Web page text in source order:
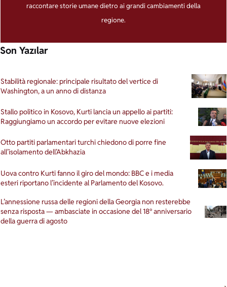
raccontare storie umane dietro ai grandi cambiamenti della
regione.
Son Yazılar
Stabilità regionale: principale risultato del vertice di
Washington, a un anno di distanza
Stallo politico in Kosovo, Kurti lancia un appello ai partiti:
Raggiungiamo un accordo per evitare nuove elezioni
Otto partiti parlamentari turchi chiedono di porre fine
all’isolamento dell’Abkhazia
Uova contro Kurti fanno il giro del mondo: BBC e i media
esteri riportano l’incidente al Parlamento del Kosovo.
L’annessione russa delle regioni della Georgia non resterebbe
senza risposta — ambasciate in occasione del 18° anniversario
della guerra di agosto